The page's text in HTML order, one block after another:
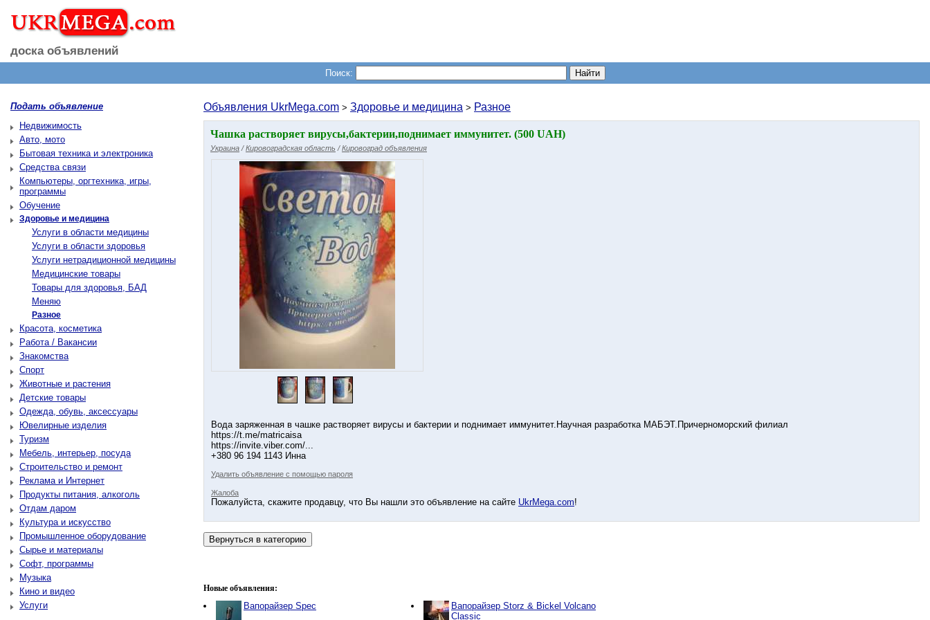
доска объявлений
Поиск:
Подать объявление
Недвижимость
Авто, мото
Бытовая техника и электроника
Средства связи
Компьютеры, оргтехника, игры,
программы
Обучение
Здоровье и медицина
Услуги в области медицины
Услуги в области здоровья
Услуги нетрадиционной медицины
Медицинские товары
Товары для здоровья, БАД
Меняю
Разное
Красота, косметика
Работа / Вакансии
Знакомства
Спорт
Животные и растения
Детские товары
Одежда, обувь, аксессуары
Ювелирные изделия
Туризм
Мебель, интерьер, посуда
Строительство и ремонт
Реклама и Интернет
Продукты питания, алкоголь
Отдам даром
Культура и искусство
Промышленное оборудование
Сырье и материалы
Софт, программы
Музыка
Кино и видео
Услуги
Объявления UkrMega.com > Здоровье и медицина > Разное
Чашка растворяет вирусы,бактерии,поднимает иммунитет. (500 UAH)
Украина /Кировоградская область /Кировоград объявления
Вода заряженная в чашке растворяет вирусы и бактерии и поднимает иммунитет.Научная разработка МАБЭТ.Причерноморский филиал
https://t.me/matricaisa
https://invite.viber.com/...
+380 96 194 1143 Инна
Удалить объявление с помощью пароля
Жалоба
Пожалуйста, скажите продавцу, что Вы нашли это объявление на сайте UkrMega.com!
Новые объявления:
Вапорайзер Spec
Вапорайзер Storz & Bickel Volcano
Classic